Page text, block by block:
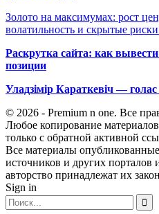
Золото на максимумах: рост
волатильность и скрытые
Раскрутка сайта: как
позиции
Уладзімір Караткевіч —
© 2026 - Premium n one. Все
Любое копирование
только с обратной активной
Все материалы
источников и других порталов
авторство принадлежат их
Sign in